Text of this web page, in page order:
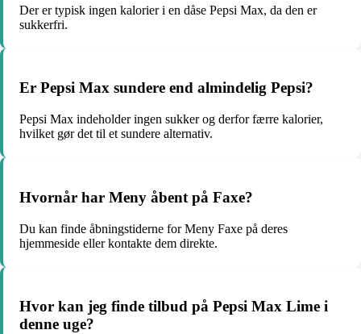
Der er typisk ingen kalorier i en dåse Pepsi Max, da den er
sukkerfri.
Er Pepsi Max sundere end almindelig Pepsi?
Pepsi Max indeholder ingen sukker og derfor færre kalorier,
hvilket gør det til et sundere alternativ.
Hvornår har Meny åbent på Faxe?
Du kan finde åbningstiderne for Meny Faxe på deres
hjemmeside eller kontakte dem direkte.
Hvor kan jeg finde tilbud på Pepsi Max Lime i
denne uge?